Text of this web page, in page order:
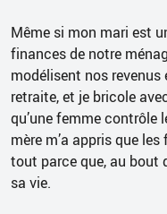
Même si mon mari est
finances de notre
modélisent nos revenus
retraite, et je bricole
qu’une femme contrôle
mère m’a appris que
tout parce que, au bout
sa vie.